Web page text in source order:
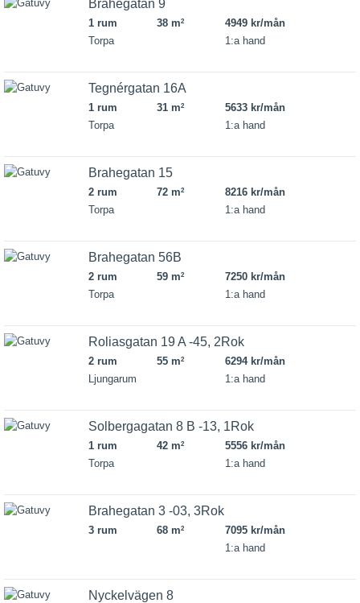
Brahegatan 9
1 rum 38 m2
4949 kr/mån
Torpa
1:a hand
Tegnérgatan 16A
1 rum 31 m2
5633 kr/mån
Torpa
1:a hand
Brahegatan 15
2 rum 72 m2
8216 kr/mån
Torpa
1:a hand
Brahegatan 56B
2 rum 59 m2
7250 kr/mån
Torpa
1:a hand
Roliasgatan 19 A -45, 2Rok
2 rum 55 m2
6294 kr/mån
Ljungarum
1:a hand
Solbergagatan 8 B -13, 1Rok
1 rum 42 m2
5556 kr/mån
Torpa
1:a hand
Brahegatan 3 -03, 3Rok
3 rum 68 m2
7095 kr/mån
1:a hand
Nyckelvägen 8